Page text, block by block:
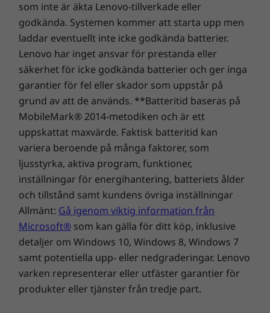
utan distraktioner, den smarta
brusreduceringsfunktionen minimerar
bakgrundsljud.
Ett varaktigt åtagande
Produkten levereras med en
förpackningskudde som innehåller 90 %
Vad finns i lådan
Lenovo IdeaPad Slim 3i Gen 9 (15-tums Intel)
Snabbstartsguide
AC-adapter
Komplett teknisk specifikation
Referens för produktspecifikationer: Modeller,
bättre upplevelse plus möjligheten att uppgradera till
On-site Service. Vi på Lenovo kan kombinera
förstklassig prestanda och säkerhet för datorer!
som inte är äkta Lenovo-tillverkade eller
godkända. Systemen kommer att starta upp men
laddar eventuellt inte icke godkända batterier.
Lenovo har inget ansvar för prestanda eller
säkerhet för icke godkända batterier och ger inga
garantier för fel eller skador som uppstår på
grund av att de används. **Batteritid baseras på
MobileMark® 2014-metodiken och är ett
uppskattat maxvärde. Faktisk batteritid kan
variera beroende på många faktorer, som
ljusstyrka, aktiva program, funktioner,
inställningar för energihantering, batteriets ålder
och tillstånd samt kundens övriga inställningar
Allmänt: Gå igenom viktig information från
Microsoft® som kan gälla för ditt köp, inklusive
detaljer om Windows 10, Windows 8, Windows 7
samt potentiella upp- eller nedgraderingar. Lenovo
varken representerar eller utfäster garantier för
produkter eller tjänster från tredje part.